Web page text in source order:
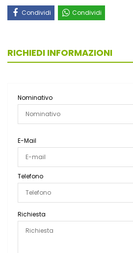
Condividi Condividi
RICHIEDI INFORMAZIONI
Nominativo
E-Mail
Telefono
Richiesta